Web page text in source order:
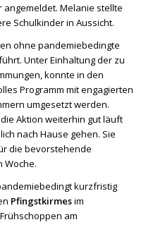
Melanie stellte
Schulkinder in Aussicht.
ohne pandemiebedingte
Unter Einhaltung der zu
konnte in den
Programm mit engagierten
umgesetzt werden.
Aktion weiterhin gut läuft
nach Hause gehen. Sie
die bevorstehende
Woche.
kurzfristig
Pfingstkirmesim
am